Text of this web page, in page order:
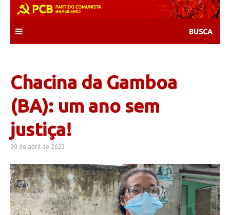
content
Chacina da Gamboa
(BA): um ano sem
justiça!
20 de abril de 2023